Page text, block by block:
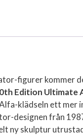
figurer kommer
Edition Ultimate
klädseln ett mer
designen från
ny skulptur